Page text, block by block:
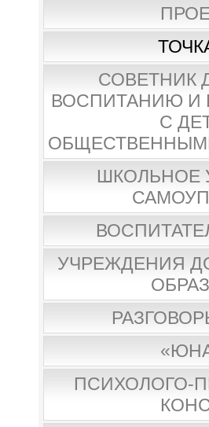
СОВЕТНИК
ВОСПИТАНИЮ И
С
ШКОЛЬНОЕ
УЧРЕЖДЕНИЯ
ПСИХОЛОГО-